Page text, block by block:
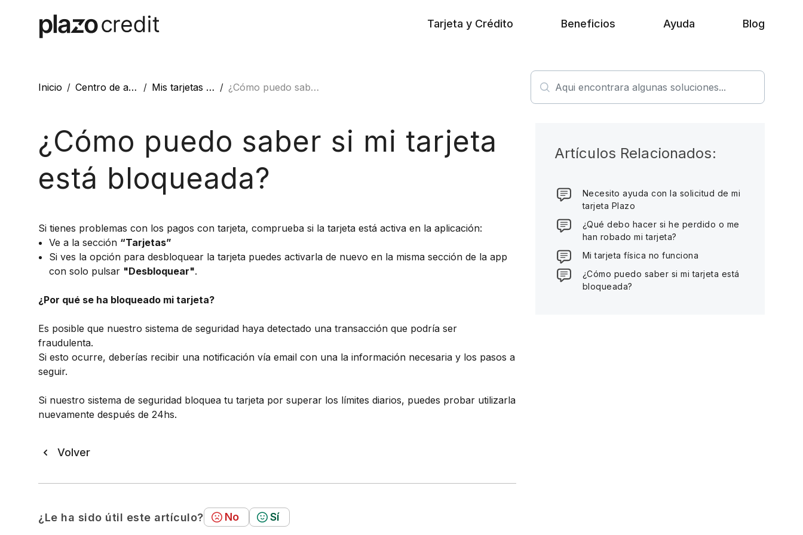
Tarjeta y Crédito Beneficios Ayuda Blog
Inicio Centro de ayuda Mis tarjetas con Plazo ¿Cómo puedo saber si mi tarjeta está bloqueada?
¿Cómo puedo saber si mi tarjeta
está bloqueada?
Si tienes problemas con los pagos con tarjeta, comprueba si la tarjeta está activa en la aplicación:
Ve a la sección “Tarjetas”
Si ves la opción para desbloquear la tarjeta puedes activarla de nuevo en la misma sección de la app
con solo pulsar "Desbloquear".
¿Por qué se ha bloqueado mi tarjeta?
Es posible que nuestro sistema de seguridad haya detectado una transacción que podría ser
fraudulenta.
Si esto ocurre, deberías recibir una notificación vía email con una la información necesaria y los pasos a
seguir.
Si nuestro sistema de seguridad bloquea tu tarjeta por superar los límites diarios, puedes probar utilizarla
nuevamente después de 24hs.
Volver
¿Le ha sido útil este artículo? No Sí
Artículos Relacionados:
Necesito ayuda con la solicitud de mi
tarjeta Plazo
¿Qué debo hacer si he perdido o me
han robado mi tarjeta?
Mi tarjeta física no funciona
¿Cómo puedo saber si mi tarjeta está
bloqueada?